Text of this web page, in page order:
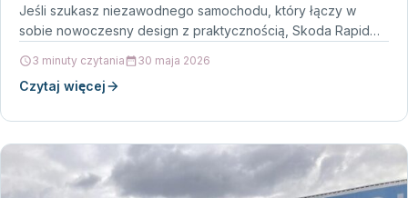
Jeśli szukasz niezawodnego samochodu, który łączy w
sobie nowoczesny design z praktycznością, Skoda Rapid…
3 minuty czytania 30 maja 2026
Czytaj więcej